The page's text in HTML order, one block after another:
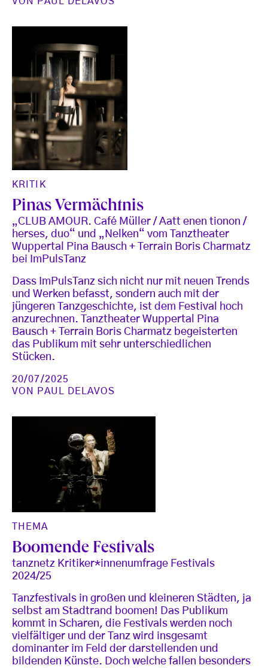
KRITIK
Pinas Vermächtnis
„CLUB AMOUR. Café Müller / Aatt enen tionon /
herses, duo“ und „Nelken“ vom Tanztheater
Wuppertal Pina Bausch + Terrain Boris Charmatz
bei ImPulsTanz
Dass ImPulsTanz sich nicht nur mit neuen Trends
und Werken befasst, sondern auch mit der
jüngeren Tanzgeschichte, ist dem Festival hoch
anzurechnen. Tanztheater Wuppertal Pina
Bausch + Terrain Boris Charmatz begeisterten
das Publikum mit sehr unterschiedlichen
Stücken.
20/07/2025
VON
PAUL DELAVOS
THEMA
Boomende Festivals
tanznetz Kritiker*innenumfrage Festivals
2024/25
Tanzfestivals in großen und kleineren Städten, ja
selbst am Stadtrand boomen! Das Publikum
kommt in Scharen, die Festivals werden noch
vielfältiger und der Tanz wird insgesamt
dominanter im Feld der darstellenden und
bildenden Künste. Doch welche fallen besonders